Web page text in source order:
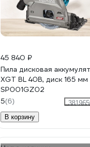
45 840 ₽
Пила дисковая
XGT BL 40В, диск 165 мм
SP001GZ02
5(6)
В корзину